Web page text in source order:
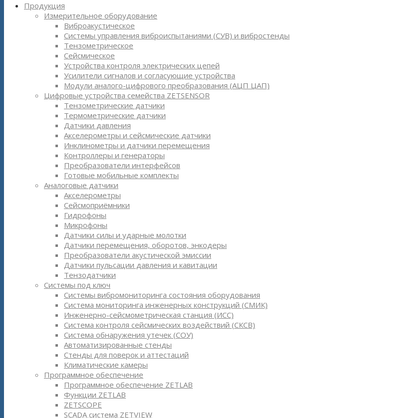
Продукция
Измерительное оборудование
Виброакустическое
Системы управления виброиспытаниями (СУВ) и вибростенды
Тензометрическое
Сейсмическое
Устройства контроля электрических цепей
Усилители сигналов и согласующие устройства
Модули аналого-цифрового преобразования (АЦП ЦАП)
Цифровые устройства семейства ZETSENSOR
Тензометрические датчики
Термометрические датчики
Датчики давления
Акселерометры и сейсмические датчики
Инклинометры и датчики перемещения
Контроллеры и генераторы
Преобразователи интерфейсов
Готовые мобильные комплекты
Аналоговые датчики
Акселерометры
Сейсмоприёмники
Гидрофоны
Микрофоны
Датчики силы и ударные молотки
Датчики перемещения, оборотов, энкодеры
Преобразователи акустической эмиссии
Датчики пульсации давления и кавитации
Тензодатчики
Системы под ключ
Системы вибромониторинга состояния оборудования
Система мониторинга инженерных конструкций (СМИК)
Инженерно-сейсмометрическая станция (ИСС)
Система контроля сейсмических воздействий (СКСВ)
Система обнаружения утечек (СОУ)
Автоматизированные стенды
Стенды для поверок и аттестаций
Климатические камеры
Программное обеспечение
Программное обеспечение ZETLAB
Функции ZETLAB
ZETSCOPE
SCADA система ZETVIEW